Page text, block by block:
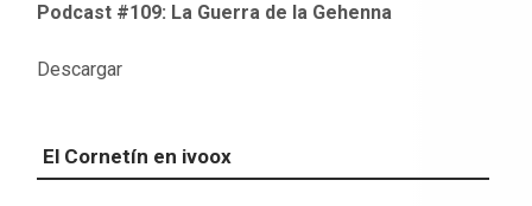
Podcast #109: La Guerra de la Gehenna
Descargar
El Cornetín en ivoox